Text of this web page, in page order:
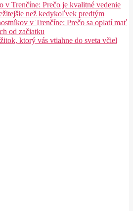
v Trenčíne: Prečo je kvalitné vedenie
než kedykoľvek predtým
v Trenčíne: Prečo sa oplatí mať
od začiatku
ktorý vás vtiahne do sveta včiel